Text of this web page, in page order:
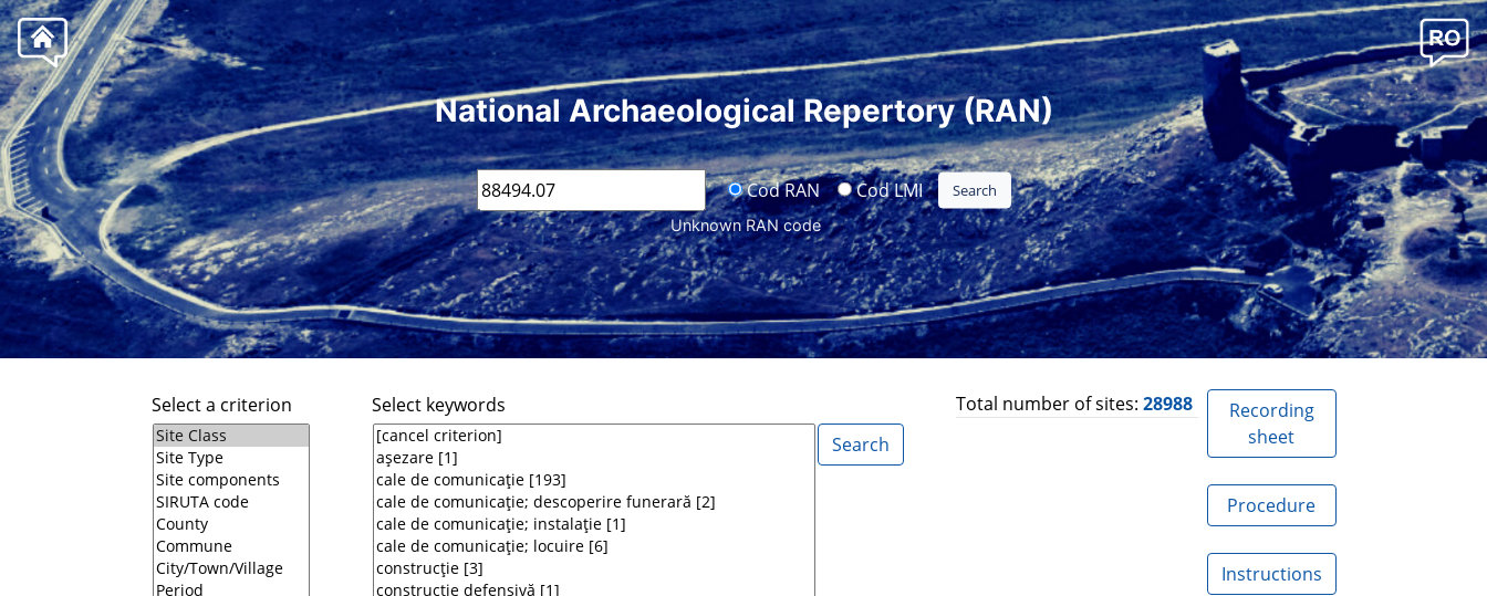
National Archaeological Repertory (RAN)
Cod RAN Cod LMI
Unknown RAN code
Select a criterion Select keywords Total number of sites: 28988
Recording
sheet
Procedure
Instructions